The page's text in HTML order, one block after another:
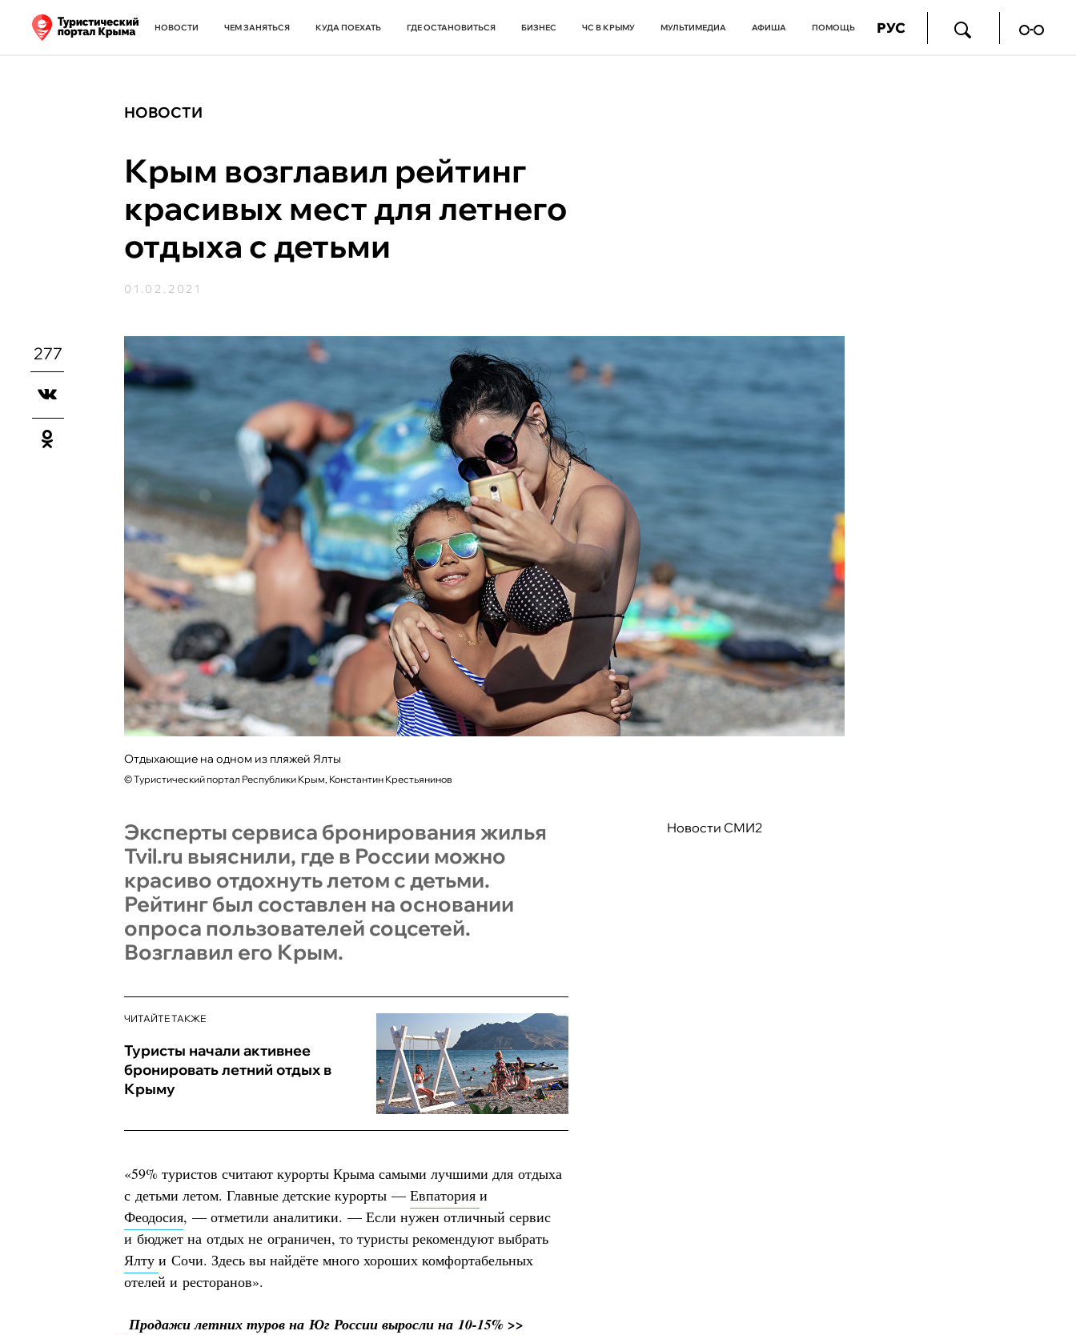
НОВОСТИ ЧЕМ ЗАНЯТЬСЯ КУДА ПОЕХАТЬ ГДЕ ОСТАНОВИТЬСЯ БИЗНЕС ЧС В КРЫМУ МУЛЬТИМЕДИА АФИША ПОМОЩЬ РУС
НОВОСТИ
Крым возглавил рейтинг
красивых мест для летнего
отдыха с детьми
01.02.2021
277
Отдыхающие на одном из пляжей Ялты
©Туристический портал Республики Крым, Константин Крестьянинов
Новости СМИ2
Эксперты сервиса бронирования жилья
Tvil.ru выяснили, где в России можно
красиво отдохнуть летом с детьми.
Рейтинг был составлен на основании
опроса пользователей соцсетей.
Возглавил его Крым.
ЧИТАЙТЕ ТАКЖЕ
Туристы начали активнее
бронировать летний отдых в
Крыму
«59% туристов считают курорты Крыма самыми лучшими для отдыха
с детьми летом. Главные детские курорты — Евпатория и
Феодосия, — отметили аналитики. — Если нужен отличный сервис
и бюджет на отдых не ограничен, то туристы рекомендуют выбрать
Ялту и Сочи. Здесь вы найдёте много хороших комфортабельных
отелей и ресторанов».
Продажи летних туров на Юг России выросли на 10-15% >>